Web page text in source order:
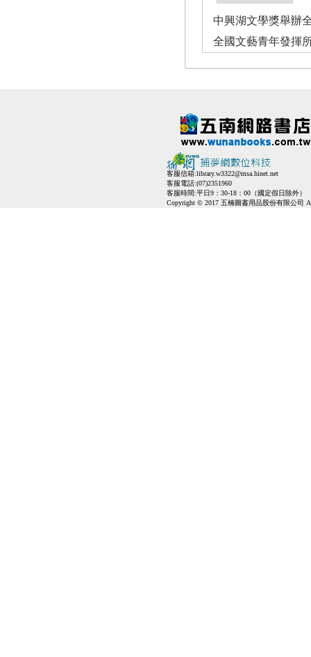
中興湖文學獎舉辦
全國文藝青年發揮
客服信箱:library.w3322@msa.hinet.net
客服電話:(07)2351960
客服時間:平日9：30-18：00（國定假日除外）
Copyright © 2017 五楠圖書用品股份有限公司